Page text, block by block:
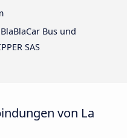
Bus und
SAS
von La